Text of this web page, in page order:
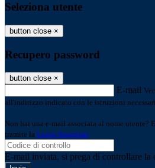
Seleziona utente
button close ×
Recupero password
button close ×
E-mail
all'indirizzo indicato con le istruzioni
Non hai una e-mail associata al nome utente?
tramite la Login Spaggiari
E-mail inviata, si prega di controllare la